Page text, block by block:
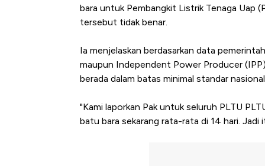
bara untuk Pembangkit Listrik Tenaga Uap
tersebut tidak benar.
Ia menjelaskan berdasarkan data
maupun Independent Power Producer
berada dalam batas minimal standar
"Kami laporkan Pak untuk seluruh PLTU
batu bara sekarang rata-rata di 14 hari. Jadi